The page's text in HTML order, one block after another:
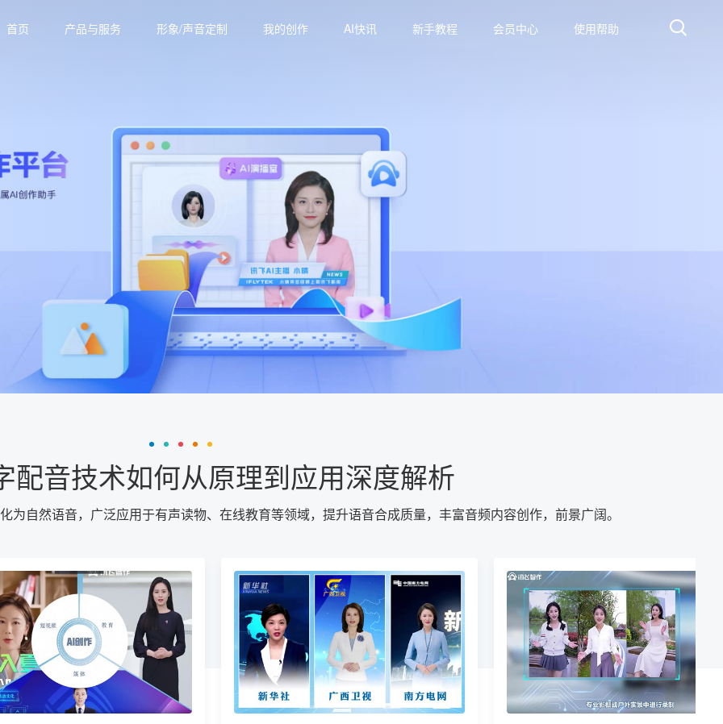
首页 产品与服务 形象/声音定制 我的创作 AI快讯 新手教程 会员中心 使用帮助
配音技术如何从原理到应用深度解析
为自然语音，广泛应用于有声读物、在线教育等领域，提升语音合成质量，丰富音频内容创作，前景广阔。